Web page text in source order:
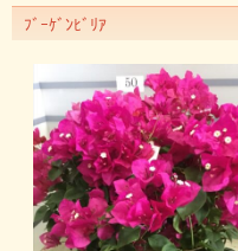
ﾌﾞｰｹﾞﾝﾋﾞﾘｱ